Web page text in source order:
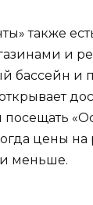
также
и
бассейн и
посещать
цены на
меньше.